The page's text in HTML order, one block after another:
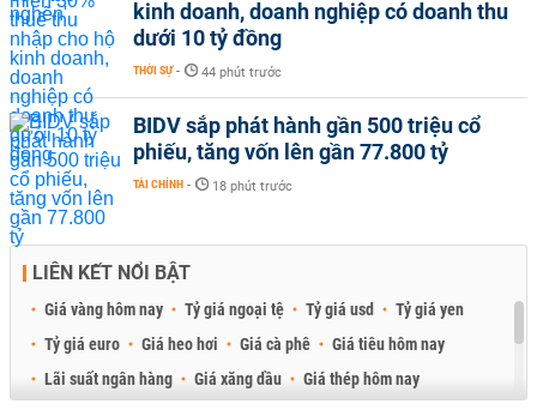
kinh doanh, doanh nghiệp có doanh thu
dưới 10 tỷ đồng
THỜI SỰ - 44 phút trước
BIDV sắp phát hành gần 500 triệu cổ
phiếu, tăng vốn lên gần 77.800 tỷ
TÀI CHÍNH - 18 phút trước
LIÊN KẾT NỔI BẬT
Giá vàng hôm nay Tỷ giá ngoại tệ Tỷ giá usd
Tỷ giá yen
Tỷ giá euro
Giá heo hơi Giá cà phê
Giá tiêu hôm nay
Lãi suất ngân hàng
Giá xăng dầu
Giá thép hôm nay